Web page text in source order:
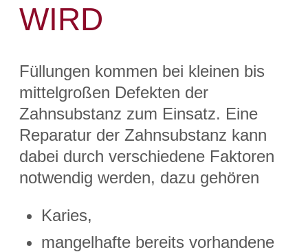
WIRD
Füllungen kommen bei kleinen bis
mittelgroßen Defekten der
Zahnsubstanz zum Einsatz. Eine
Reparatur der Zahnsubstanz kann
dabei durch verschiedene Faktoren
notwendig werden, dazu gehören
Karies,
mangelhafte bereits vorhandene